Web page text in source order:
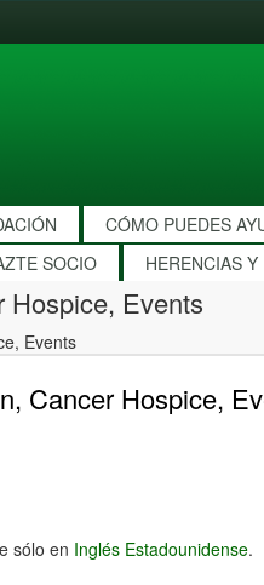
CÓMO PUEDES
SOCIO HERENCIAS
Hospice, Events
Events
Cancer Hospice,
sólo en Inglés Estadounidense.